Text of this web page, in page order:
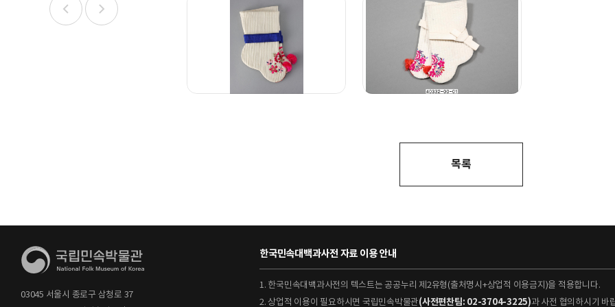
목록
03045 서울시 종로구 삼청로 37
한국민속대백과사전 자료 이용 안내
1. 한국민속대백과사전의 텍스트는 공공누리 제2유형(출처명시+상업적 이용금지)을 적용합니다.
2. 상업적 이용이 필요하시면 국립민속박물관(사전편찬팀: 02-3704-3225)과 사전 협의하시기 바